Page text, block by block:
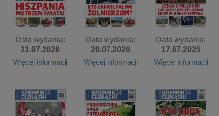
Data wydania:
21.07.2026
Więcej informacji
Data wydania:
20.07.2026
Więcej informacji
Data wydania:
17.07.2026
Więcej informacji